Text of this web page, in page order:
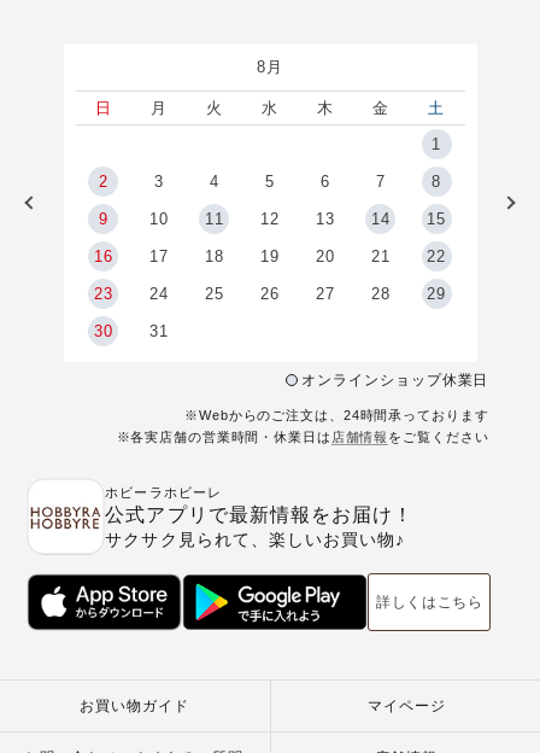
8月
日 月 火 水 木 金
土
1
2 3 4 5 6 7 8
9 10 11 12 13 14 15
16 17 18 19 20 21 22
23 24 25 26 27 28 29
30 31
オンラインショップ休業日
※Webからのご注文は、24時間承っております
※各実店舗の営業時間・休業日は 店舗情報 をご覧ください
ホビーラホビーレ
公式アプリで最新情報をお届け！
サクサク見られて、楽しいお買い物♪
詳しくはこちら
お買い物ガイド マイページ